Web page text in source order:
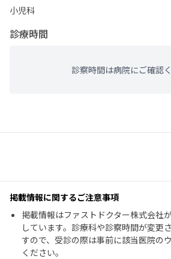
小児科
診療時間
診察時間は病院にご確認
掲載情報に関するご注意事項
掲載情報はファストドクター株式会社
しています。診療科や診察時間が変更
すので、受診の際は事前に該当医院の
ください。